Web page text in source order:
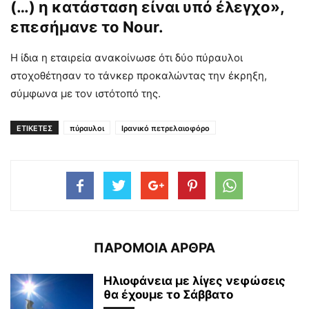
(…) η κατάσταση είναι υπό έλεγχο»,
επεσήμανε το Nour.
Η ίδια η εταιρεία ανακοίνωσε ότι δύο πύραυλοι
στοχοθέτησαν το τάνκερ προκαλώντας την έκρηξη,
σύμφωνα με τον ιστότοπό της.
ΕΤΙΚΕΤΕΣ πύραυλοι Ιρανικό πετρελαιοφόρο
ΠΑΡΟΜΟΙΑ ΑΡΘΡΑ
Ηλιοφάνεια με λίγες νεφώσεις
θα έχουμε το Σάββατο